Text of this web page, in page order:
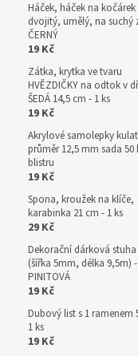
Háček, háček na kočárek
dvojitý, umělý, na suchý
ČERNÝ
19 Kč
Zátka, krytka ve tvaru
HVĚZDIČKY na odtok v
ŠEDÁ 14,5 cm - 1 ks
19 Kč
Akrylové samolepky
průměr 12,5 mm sada 50
blistru
19 Kč
Spona, kroužek na klíče,
karabinka 21 cm - 1 ks
29 Kč
Dekorační dárková stuha
(šířka 5mm, délka 9,5m) -
PINITOVÁ
19 Kč
Dubový list s 1 ramenem
1 ks
19 Kč